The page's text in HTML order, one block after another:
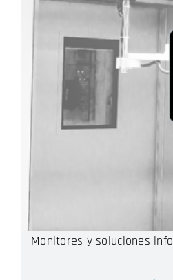
Monitores y soluciones